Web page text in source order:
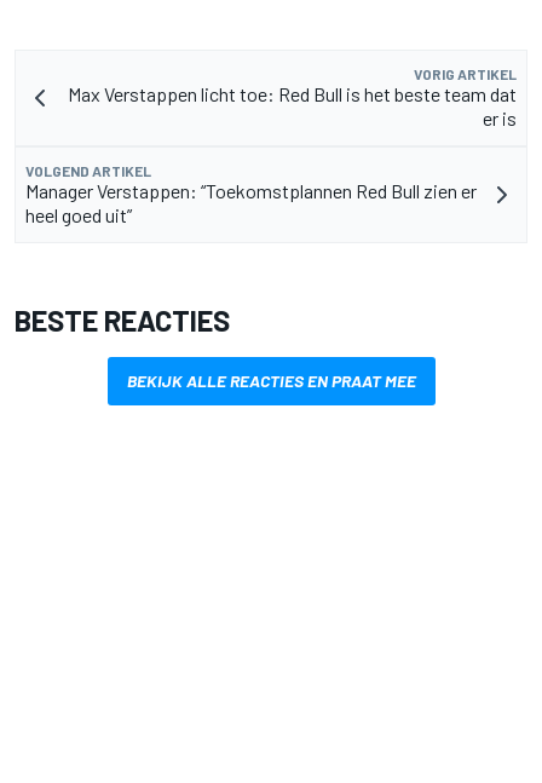
VORIG ARTIKEL
Max Verstappen licht toe: Red Bull is het beste team dat
er is
VOLGEND ARTIKEL
Manager Verstappen: “Toekomstplannen Red Bull zien er
heel goed uit”
BESTE REACTIES
BEKIJK ALLE REACTIES EN PRAAT MEE